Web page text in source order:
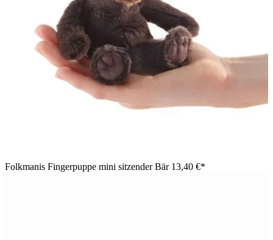
Folkmanis Fingerpuppe mini sitzender Bär 13,40 €*